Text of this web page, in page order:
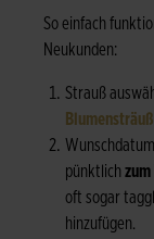
So einfach
Neukunden:
Strauß
pünktlich
oft sogar
hinzufügen.